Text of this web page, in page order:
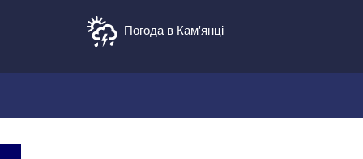
Погода в Кам'янці